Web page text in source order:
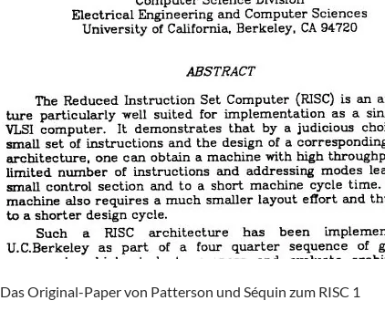
Das Original-Paper von Patterson und Séquin zum RISC 1